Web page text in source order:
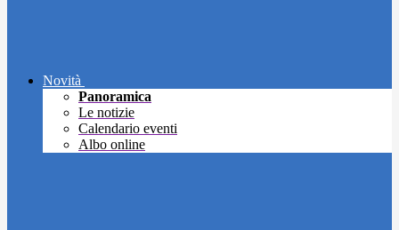
Novità
Panoramica
Le notizie
Calendario eventi
Albo online